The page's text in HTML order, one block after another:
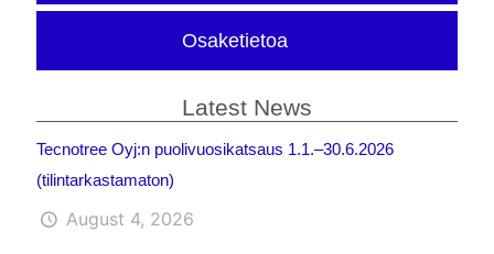
Osaketietoa
Latest News
Tecnotree Oyj:n puolivuosikatsaus 1.1.–30.6.2026
(tilintarkastamaton)
August 4, 2026